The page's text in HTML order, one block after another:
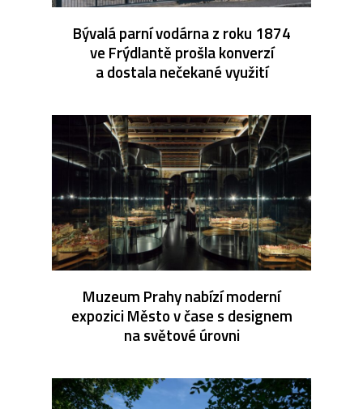
Bývalá parní vodárna z roku 1874
ve Frýdlantě prošla konverzí
a dostala nečekané využití
Muzeum Prahy nabízí moderní
expozici Město v čase s designem
na světové úrovni